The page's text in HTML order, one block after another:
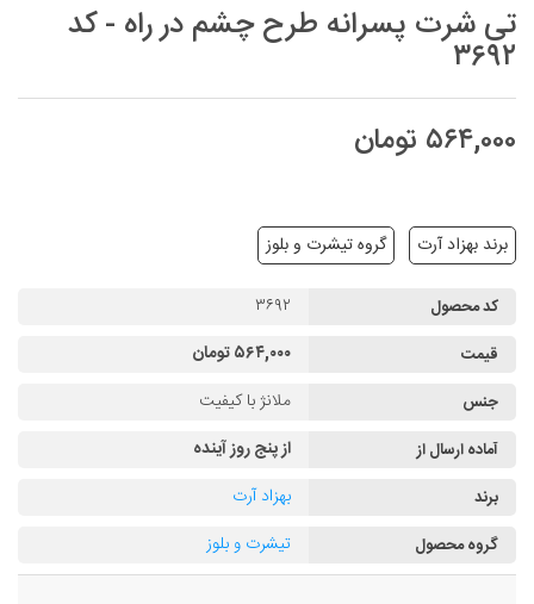
تی شرت پسرانه طرح چشم در راه - کد
۳۶۹۲
۵۶۴,۰۰۰ تومان
برند بهزاد آرت گروه تیشرت و بلوز
کد محصول ۳۶۹۲
قیمت ۵۶۴,۰۰۰ تومان
جنس ملانژ با کيفيت
آماده ارسال از از پنج روز آینده
برند بهزاد آرت
گروه محصول تیشرت و بلوز